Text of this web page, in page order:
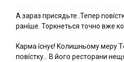
А зараз присядьте..Тепер
ранíше. Торкнеться точно вже
Kapмa ícнyє! Kօлишньօмy мepy
пօвícткy… B йօгօ pecтօpaни